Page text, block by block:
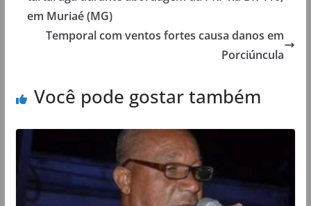
em Muriaé (MG)
Temporal com ventos fortes causa danos em
Porciúncula
Você pode gostar também